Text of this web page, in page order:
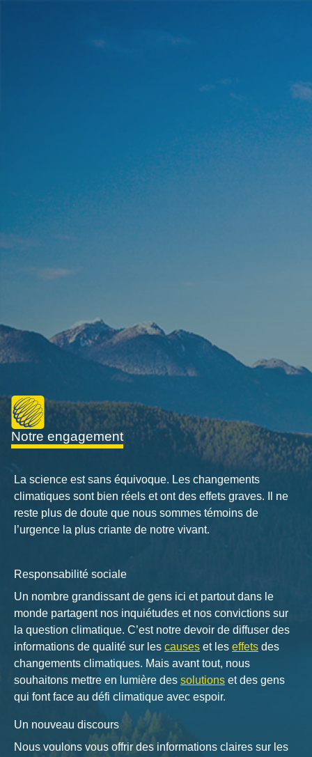
notre engagement
La science est sans équivoque. Les changements
climatiques sont bien réels et ont des effets graves. Il ne
reste plus de doute que nous sommes témoins de
l’urgence la plus criante de notre vivant.
Responsabilité sociale
Un nombre grandissant de gens ici et partout dans le
monde partagent nos inquiétudes et nos convictions sur
la question climatique. C’est notre devoir de diffuser des
informations de qualité sur les causes et les effets des
changements climatiques. Mais avant tout, nous
souhaitons mettre en lumière des solutions et des gens
qui font face au défi climatique avec espoir.
Un nouveau discours
Nous voulons vous offrir des informations claires sur les